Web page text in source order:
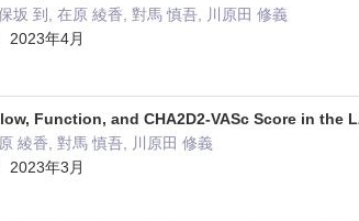
坂 到, 在原 綾香, 對馬 慎吾, 川原田 修義
年4月
Function, and CHA2D2-VASc Score in the
綾香, 對馬 慎吾, 川原田 修義
年3月